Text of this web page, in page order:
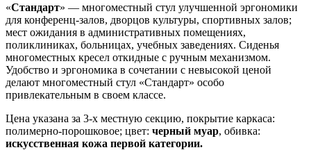
«Стандарт» — многоместный стул улучшенной эргономики
для конференц-залов, дворцов культуры, спортивных залов;
мест ожидания в административных помещениях,
поликлиниках, больницах, учебных заведениях. Сиденья
многоместных кресел откидные с ручным механизмом.
Удобство и эргономика в сочетании с невысокой ценой
делают многоместный стул «Стандарт» особо
привлекательным в своем классе.
Цена указана за 3-х местную секцию, покрытие каркаса:
полимерно-порошковое; цвет: черный муар, обивка:
искусственная кожа первой категории.